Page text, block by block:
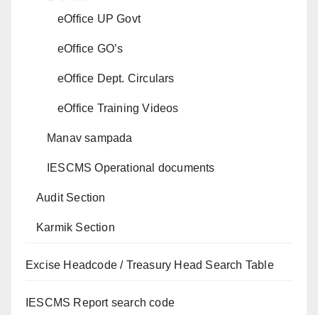
eOffice UP Govt
eOffice GO’s
eOffice Dept. Circulars
eOffice Training Videos
Manav sampada
IESCMS Operational documents
Audit Section
Karmik Section
Excise Headcode / Treasury Head Search Table
IESCMS Report search code